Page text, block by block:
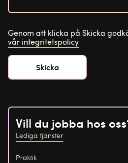
Genom att klicka på Skicka
vår integritetspolicy
Vill du jobba hos
Lediga tjänster
Praktik